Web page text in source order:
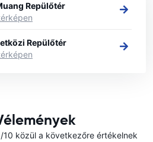
Repülőtér
Repülőtér
10 közül a következőre értékelnek